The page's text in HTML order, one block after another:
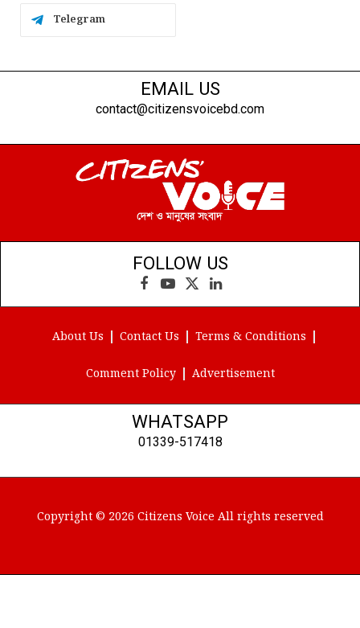
Telegram
EMAIL US
contact@citizensvoicebd.com
FOLLOW US
Facebook
YouTube
X
(Twitter)
LinkedIn
About Us Contact Us Terms & Conditions
Comment Policy Advertisement
WHATSAPP
01339-517418
Copyright © 2026 Citizens Voice All rights reserved